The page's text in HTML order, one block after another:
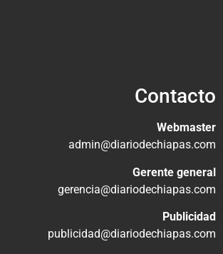
Contacto
Webmaster
admin@diariodechiapas.com
Gerente general
gerencia@diariodechiapas.com
Publicidad
publicidad@diariodechiapas.com